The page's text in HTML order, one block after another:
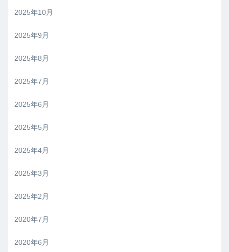
2025年10月
2025年9月
2025年8月
2025年7月
2025年6月
2025年5月
2025年4月
2025年3月
2025年2月
2020年7月
2020年6月